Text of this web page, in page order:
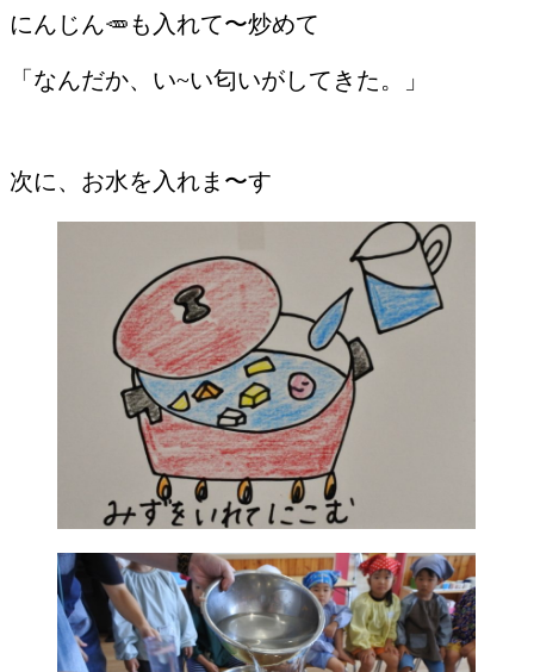
にんじん🥕も入れて〜炒めて
「なんだか、い~い匂いがしてきた。」
次に、お水を入れま〜す